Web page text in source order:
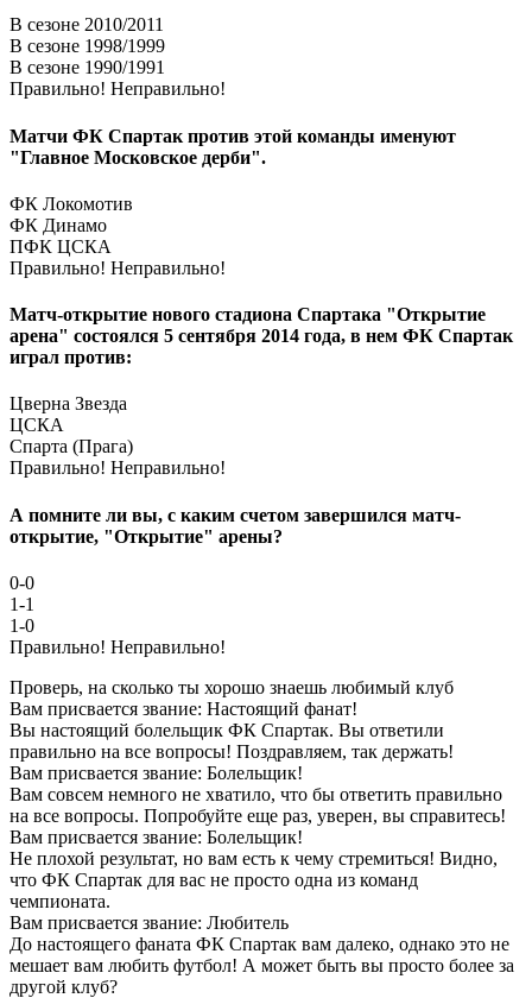
В сезоне 2010/2011
В сезоне 1998/1999
В сезоне 1990/1991
Правильно! Неправильно!
Матчи ФК Спартак против этой команды именуют
"Главное Московское дерби".
ФК Локомотив
ФК Динамо
ПФК ЦСКА
Правильно! Неправильно!
Матч-открытие нового стадиона Спартака "Открытие
арена" состоялся 5 сентября 2014 года, в нем ФК Спартак
играл против:
Цверна Звезда
ЦСКА
Спарта (Прага)
Правильно! Неправильно!
А помните ли вы, с каким счетом завершился матч-
открытие, "Открытие" арены?
0-0
1-1
1-0
Правильно! Неправильно!
Проверь, на сколько ты хорошо знаешь любимый клуб
Вам присвается звание: Настоящий фанат!
Вы настоящий болельщик ФК Спартак. Вы ответили
правильно на все вопросы! Поздравляем, так держать!
Вам присвается звание: Болельщик!
Вам совсем немного не хватило, что бы ответить правильно
на все вопросы. Попробуйте еще раз, уверен, вы справитесь!
Вам присвается звание: Болельщик!
Не плохой результат, но вам есть к чему стремиться! Видно,
что ФК Спартак для вас не просто одна из команд
чемпионата.
Вам присвается звание: Любитель
До настоящего фаната ФК Спартак вам далеко, однако это не
мешает вам любить футбол! А может быть вы просто более за
другой клуб?